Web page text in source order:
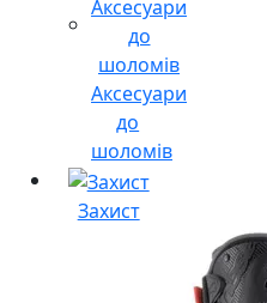
Аксесуари
до
шоломів
Захист